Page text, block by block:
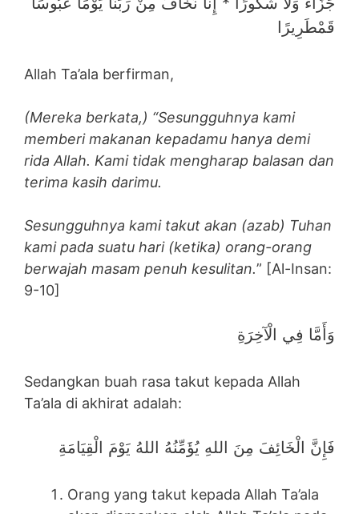
قَمْطَرِيرًا
Allah Ta’ala berfirman,
(Mereka berkata,) “Sesungguhnya kami
memberi makanan kepadamu hanya demi
rida Allah. Kami tidak mengharap balasan dan
terima kasih darimu.
Sesungguhnya kami takut akan (azab) Tuhan
kami pada suatu hari (ketika) orang-orang
berwajah masam penuh kesulitan.” [Al-Insan:
9-10]
وَأَمَّا فِي الْآخِرَةِ
Sedangkan buah rasa takut kepada Allah
Ta’ala di akhirat adalah:
فَإِنَّ الْخَائِفَ مِنَ اللهِ يُؤَمِّنُهُ اللهُ يَوْمَ الْقِيَامَةِ
Orang yang takut kepada Allah Ta’ala